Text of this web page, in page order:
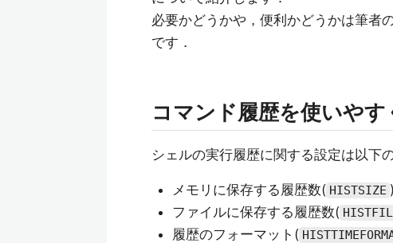
必要かどうかや，便利かどうかは筆者
です．
コマンド履歴を使いやす
シェルの実行履歴に関する設定は以下
メモリに保存する履歴数( HISTSIZE )
ファイルに保存する履歴数(
履歴のフォーマット(